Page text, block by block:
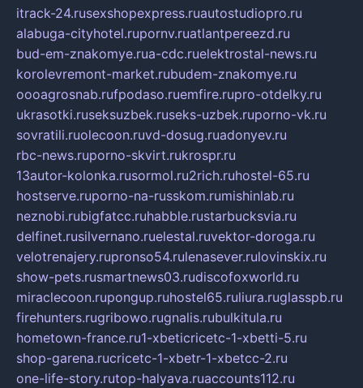
itrack-24.rusexshopexpress.ruautostudiopro.ru
alabuga-cityhotel.rupornv.ruatlantpereezd.ru
bud-em-znakomye.rua-cdc.ruelektrostal-news.ru
korolevremont-market.rubudem-znakomye.ru
oooagrosnab.rufpodaso.ruemfire.rupro-otdelky.ru
ukrasotki.ruseksuzbek.ruseks-uzbek.ruporno-vk.ru
sovratili.ruolecoon.ruvd-dosug.ruadonyev.ru
rbc-news.ruporno-skvirt.rukrospr.ru
13autor-kolonka.rusormol.ru2rich.ruhostel-65.ru
hostserve.ruporno-na-russkom.rumishinlab.ru
neznobi.rubigfatcc.ruhabble.rustarbucksvia.ru
delfinet.rusilvernano.ruelestal.ruvektor-doroga.ru
velotrenajery.rupronso54.rulenasever.rulovinskix.ru
show-pets.rusmartnews03.rudiscofoxworld.ru
miraclecoon.rupongup.ruhostel65.ruliura.ruglasspb.ru
firehunters.rugribowo.rugnalis.rubulkitula.ru
hometown-france.ru1-xbeticricetc-1-xbetti-5.ru
shop-garena.rucricetc-1-xbetr-1-xbetcc-2.ru
one-life-story.rutop-halyava.ruaccounts112.ru